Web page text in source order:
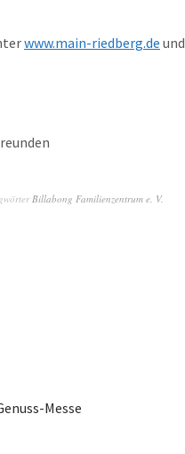
www.main-riedberg.de und
Billabong Familienzentrum e. V.
Messe